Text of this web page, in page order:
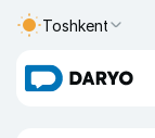
Toshkent